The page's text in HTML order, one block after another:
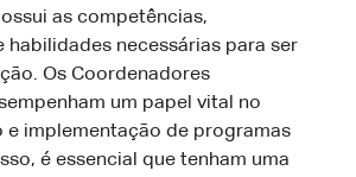
as competências,
habilidades necessárias para ser
Os Coordenadores
um papel vital no
e implementação de programas
é essencial que tenham uma